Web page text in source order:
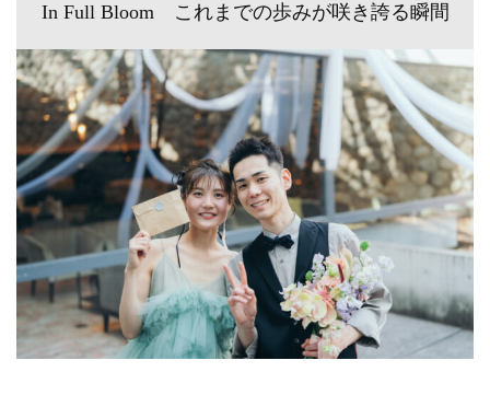
In Full Bloom これまでの歩みが咲き誇る瞬間